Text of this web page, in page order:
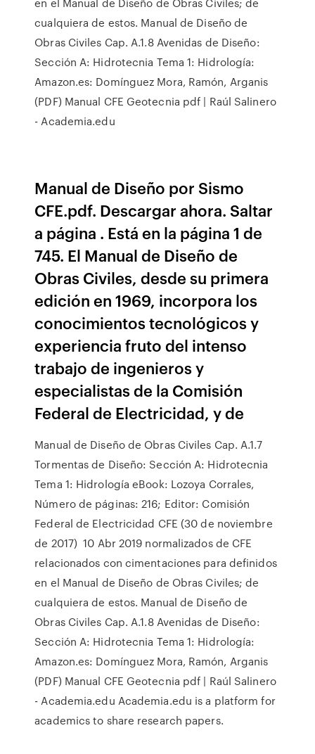
cualquiera de estos. Manual de Diseño de
Obras Civiles Cap. A.1.8 Avenidas de Diseño:
Sección A: Hidrotecnia Tema 1: Hidrología:
Amazon.es: Domínguez Mora, Ramón, Arganis
(PDF) Manual CFE Geotecnia pdf | Raúl Salinero
- Academia.edu
Manual de Diseño por Sismo
CFE.pdf. Descargar ahora. Saltar
a página . Está en la página 1 de
745. El Manual de Diseño de
Obras Civiles, desde su primera
edición en 1969, incorpora los
conocimientos tecnológicos y
experiencia fruto del intenso
trabajo de ingenieros y
especialistas de la Comisión
Federal de Electricidad, y de
Manual de Diseño de Obras Civiles Cap. A.1.7
Tormentas de Diseño: Sección A: Hidrotecnia
Tema 1: Hidrología eBook: Lozoya Corrales,
Número de páginas: 216; Editor: Comisión
Federal de Electricidad CFE (30 de noviembre
de 2017) 10 Abr 2019 normalizados de CFE
relacionados con cimentaciones para definidos
en el Manual de Diseño de Obras Civiles; de
cualquiera de estos. Manual de Diseño de
Obras Civiles Cap. A.1.8 Avenidas de Diseño:
Sección A: Hidrotecnia Tema 1: Hidrología:
Amazon.es: Domínguez Mora, Ramón, Arganis
(PDF) Manual CFE Geotecnia pdf | Raúl Salinero
- Academia.edu Academia.edu is a platform for
academics to share research papers.